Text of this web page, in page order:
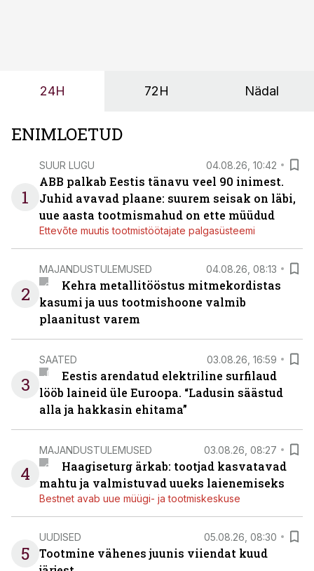
24H 72H Nädal
ENIMLOETUD
1
SUUR LUGU 04.08.26, 10:42
ABB palkab Eestis tänavu veel 90 inimest.
Juhid avavad plaane: suurem seisak on läbi,
uue aasta tootmismahud on ette müüdud
Ettevõte muutis tootmistöötajate palgasüsteemi
2
MAJANDUSTULEMUSED 04.08.26, 08:13
Kehra metallitööstus mitmekordistas
kasumi ja uus tootmishoone valmib
plaanitust varem
3
SAATED 03.08.26, 16:59
Eestis arendatud elektriline surfilaud
lööb laineid üle Euroopa. “Ladusin säästud
alla ja hakkasin ehitama”
4
MAJANDUSTULEMUSED 03.08.26, 08:27
Haagiseturg ärkab: tootjad kasvatavad
mahtu ja valmistuvad uueks laienemiseks
Bestnet avab uue müügi- ja tootmiskeskuse
5
UUDISED 05.08.26, 08:30
Tootmine vähenes juunis viiendat kuud